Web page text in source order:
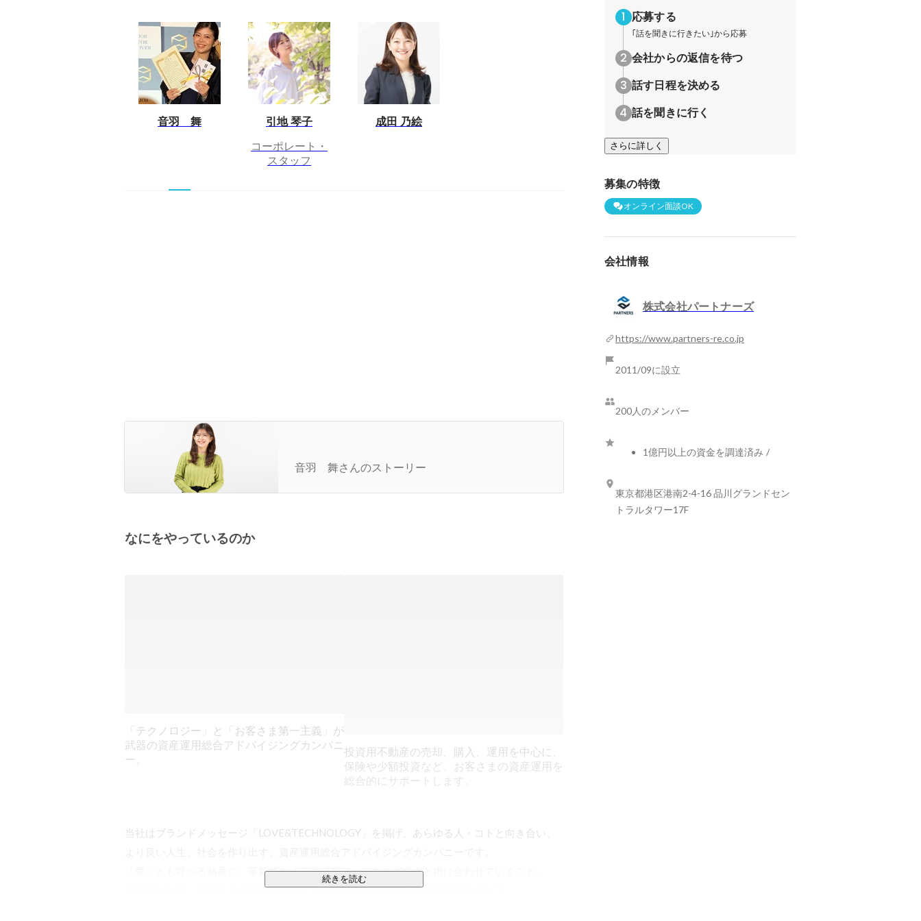
音羽 舞 引地 琴子
コーポレート・
スタッフ
成田 乃絵
音羽 舞さんのストーリー
なにをやっているのか
「テクノロジー」と「お客さま第一主義」が
武器の資産運用総合アドバイジングカンパニ
ー。
投資用不動産の売却、購入、運用を中心に、
保険や少額投資など、お客さまの資産運用を
総合的にサポートします。
当社はブランドメッセージ「LOVE&TECHNOLOGY」を掲げ、あらゆる人・コトと向き合い、
「愛」とも呼べる熱量に、革新的な「テクノロジー」をつぎつぎと掛け合わせていくこと。
その先にこそ、お客さまの期待をとことん超える新しい資産運用の世界が生まれる。
続きを読む
応募する
｢話を聞きに行きたい｣から応募
会社からの返信を待つ
話す日程を決める
話を聞きに行く
さらに詳しく
募集の特徴
オンライン面談OK
会社情報
株式会社パートナーズ
https://www.partners-re.co.jp
2011/09に設立
200人のメンバー
1億円以上の資金を調達済み /
東京都港区港南2-4-16 品川グランドセン
トラルタワー17F